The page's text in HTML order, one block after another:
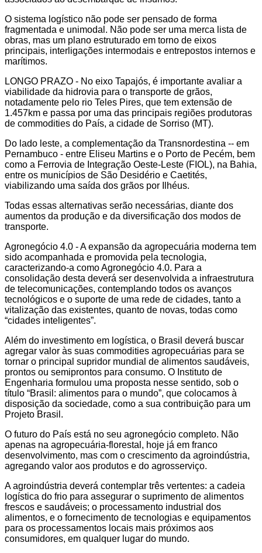
O sistema logístico não pode ser pensado de forma
fragmentada e unimodal. Não pode ser uma merca lista de
obras, mas um plano estruturado em torno de eixos
principais, interligações intermodais e entrepostos internos e
marítimos.
LONGO PRAZO - No eixo Tapajós, é importante avaliar a
viabilidade da hidrovia para o transporte de grãos,
notadamente pelo rio Teles Pires, que tem extensão de
1.457km e passa por uma das principais regiões produtoras
de commodities do País, a cidade de Sorriso (MT).
Do lado leste, a complementação da Transnordestina -- em
Pernambuco - entre Eliseu Martins e o Porto de Pecém, bem
como a Ferrovia de Integração Oeste-Leste (FIOL), na Bahia,
entre os municípios de São Desidério e Caetités,
viabilizando uma saída dos grãos por Ilhéus.
Todas essas alternativas serão necessárias, diante dos
aumentos da produção e da diversificação dos modos de
transporte.
Agronegócio 4.0 - A expansão da agropecuária moderna tem
sido acompanhada e promovida pela tecnologia,
caracterizando-a como Agronegócio 4.0. Para a
consolidação desta deverá ser desenvolvida a infraestrutura
de telecomunicações, contemplando todos os avanços
tecnológicos e o suporte de uma rede de cidades, tanto a
vitalização das existentes, quanto de novas, todas como
“cidades inteligentes”.
Além do investimento em logística, o Brasil deverá buscar
agregar valor às suas commodities agropecuárias para se
tornar o principal supridor mundial de alimentos saudáveis,
prontos ou semiprontos para consumo. O Instituto de
Engenharia formulou uma proposta nesse sentido, sob o
título “Brasil: alimentos para o mundo”, que colocamos à
disposição da sociedade, como a sua contribuição para um
Projeto Brasil.
O futuro do País está no seu agronegócio completo. Não
apenas na agropecuária-florestal, hoje já em franco
desenvolvimento, mas com o crescimento da agroindústria,
agregando valor aos produtos e do agrosserviço.
A agroindústria deverá contemplar três vertentes: a cadeia
logística do frio para assegurar o suprimento de alimentos
frescos e saudáveis; o processamento industrial dos
alimentos, e o fornecimento de tecnologias e equipamentos
para os processamentos locais mais próximos aos
consumidores, em qualquer lugar do mundo.